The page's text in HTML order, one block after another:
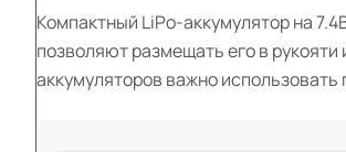
Компактный LiPo-аккумулятор на
позволяют размещать его в
аккумуляторов важно